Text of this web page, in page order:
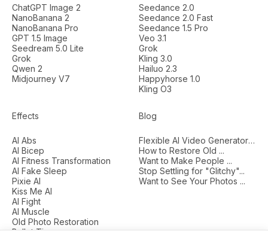
ChatGPT Image 2
NanoBanana 2
NanoBanana Pro
GPT 1.5 Image
Seedream 5.0 Lite
Grok
Qwen 2
Midjourney V7
Seedance 2.0
Seedance 2.0 Fast
Seedance 1.5 Pro
Veo 3.1
Grok
Kling 3.0
Hailuo 2.3
Happyhorse 1.0
Kling O3
Effects
AI Abs
AI Bicep
AI Fitness Transformation
AI Fake Sleep
Pixie AI
Kiss Me AI
AI Fight
AI Muscle
Old Photo Restoration
Blog
Flexible AI Video Generators...
How to Restore Old ...
Want to Make People ...
Stop Settling for "Glitchy"...
Want to See Your Photos ...